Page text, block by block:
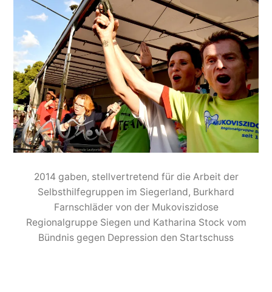
2014 gaben, stellvertretend für die Arbeit der
Selbsthilfegruppen im Siegerland, Burkhard
Farnschläder von der Mukoviszidose
Regionalgruppe Siegen und Katharina Stock vom
Bündnis gegen Depression den Startschuss